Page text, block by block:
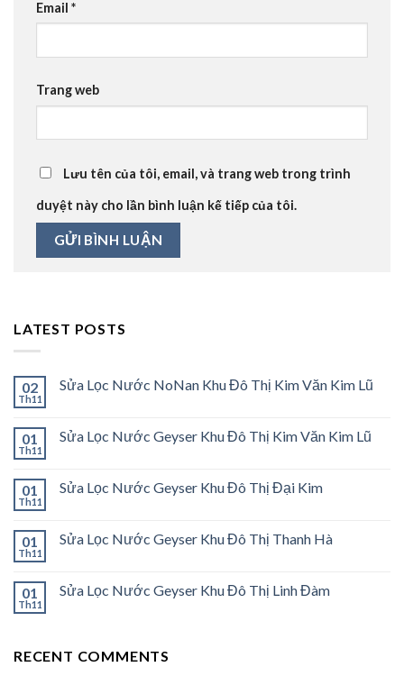
Email *
Trang web
Lưu tên của tôi, email, và trang web trong trình
duyệt này cho lần bình luận kế tiếp của tôi.
LATEST POSTS
02
Th11
Sửa Lọc Nước NoNan Khu Đô Thị Kim Văn Kim Lũ
01
Th11
Sửa Lọc Nước Geyser Khu Đô Thị Kim Văn Kim Lũ
01
Th11
Sửa Lọc Nước Geyser Khu Đô Thị Đại Kim
01
Th11
Sửa Lọc Nước Geyser Khu Đô Thị Thanh Hà
01
Th11
Sửa Lọc Nước Geyser Khu Đô Thị Linh Đàm
RECENT COMMENTS